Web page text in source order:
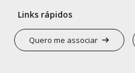
Links rápidos
Quero me associar